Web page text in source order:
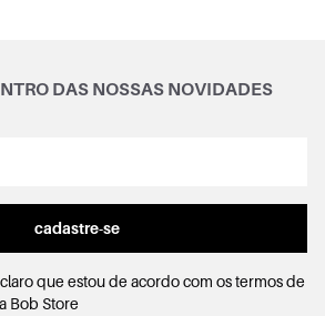
DAS NOSSAS NOVIDADES
cadastre-se
que estou de acordo com ostermos de
Bob Store